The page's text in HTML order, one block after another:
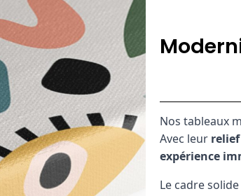
Nos tableaux
Avec leur
expérience
Le cadre